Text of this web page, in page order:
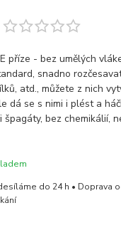
příze - bez umělých
snadno
atd., můžete z nich
dá se s nimi i plést a
špagáty, bez chemikálií,
do 24 h • Doprava